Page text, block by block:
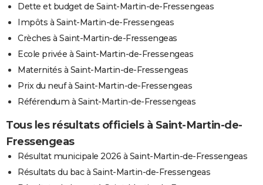
Dette et budget de Saint-Martin-de-Fressengeas
Impôts à Saint-Martin-de-Fressengeas
Crèches à Saint-Martin-de-Fressengeas
Ecole privée à Saint-Martin-de-Fressengeas
Maternités à Saint-Martin-de-Fressengeas
Prix du neuf à Saint-Martin-de-Fressengeas
Référendum à Saint-Martin-de-Fressengeas
Tous les résultats officiels à Saint-Martin-de-
Fressengeas
Résultat municipale 2026 à Saint-Martin-de-Fressengeas
Résultats du bac à Saint-Martin-de-Fressengeas